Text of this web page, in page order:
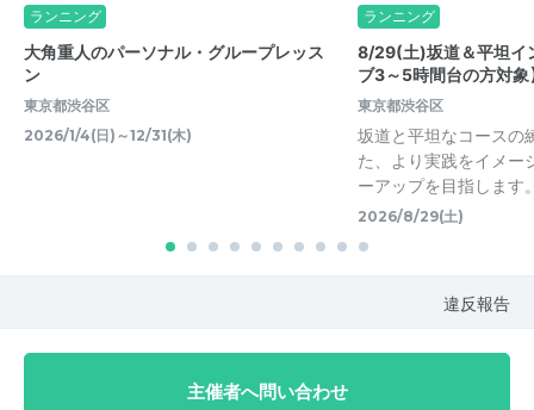
ランニング
大角重人のパーソナル・グループレッス
ン
東京都渋谷区
2026/1/4(日)～12/31(木)
ランニング
8/29(土)坂道＆平坦イ
ブ3～5時間台の方対象
東京都渋谷区
坂道と平坦なコースの
た、より実践をイメー
ーアップを目指しま
2026/8/29(土)
違反報告
主催者へ問い合わせ